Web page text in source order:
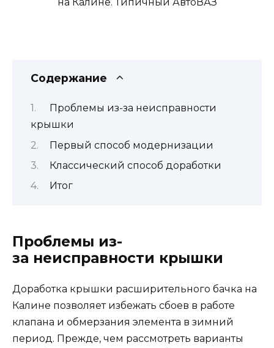
Содержание
Проблемы из-за неисправности
крышки
Первый способ модернизации
Классический способ доработки
Итог
Проблемы из-
за неисправности крышки
Доработка крышки расширительного бачка на
Калине позволяет избежать сбоев в работе
клапана и обмерзания элемента в зимний
период. Прежде, чем рассмотреть варианты